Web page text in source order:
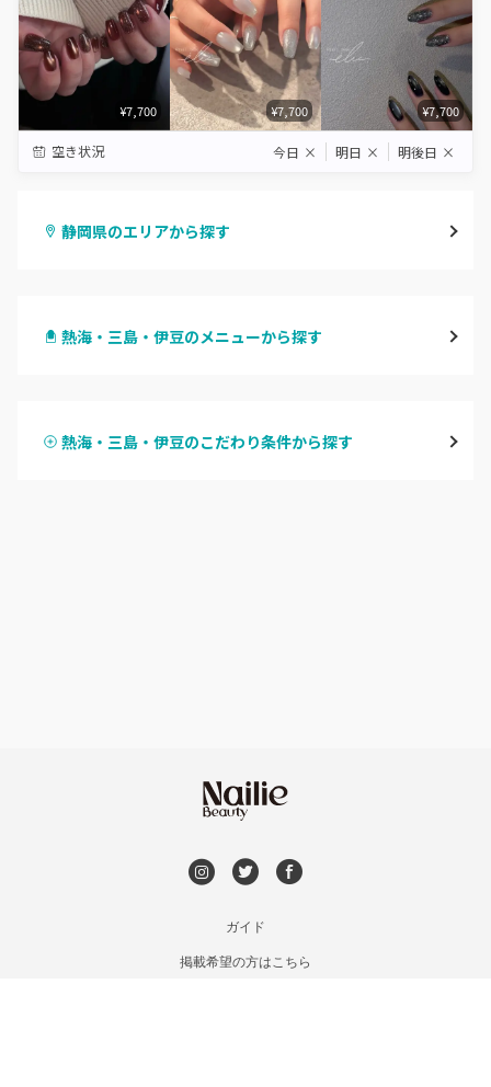
¥7,700 ¥7,700 ¥7,700
空き状況 今日 × 明日 × 明後日 ×
静岡県のエリアから探す
浜松
熱海・三島・伊豆のメニューから探す
ハンドスカルプ
熱海・三島・伊豆のこだわり条件から探す
ガイド
掲載希望の方はこちら